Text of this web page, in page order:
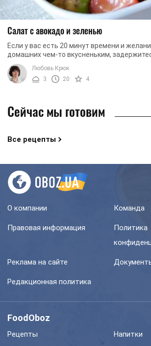
Салат с авокадо и зеленью
Если у вас есть 20 минут времени и
домашних чем-то вкусненьким,
странице еще на пару минут. Мы
Любовь Крюк
3
20 4
Сейчас мы готовим
Все рецепты
О компании Команда
Правовая информация
Политика
Реклама на сайте
Редакционная политика
FoodOboz
Рецепты
Напитки